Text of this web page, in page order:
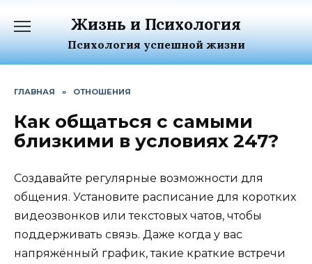
содержанию
Жизнь и Психология
Психология успешной жизни
ГЛАВНАЯ » ОТНОШЕНИЯ
Как общаться с самыми
близкими в условиях 247?
Создавайте регулярные возможности для
общения. Установите расписание для коротких
видеозвонков или текстовых чатов, чтобы
поддерживать связь. Даже когда у вас
напряжённый график, такие краткие встречи